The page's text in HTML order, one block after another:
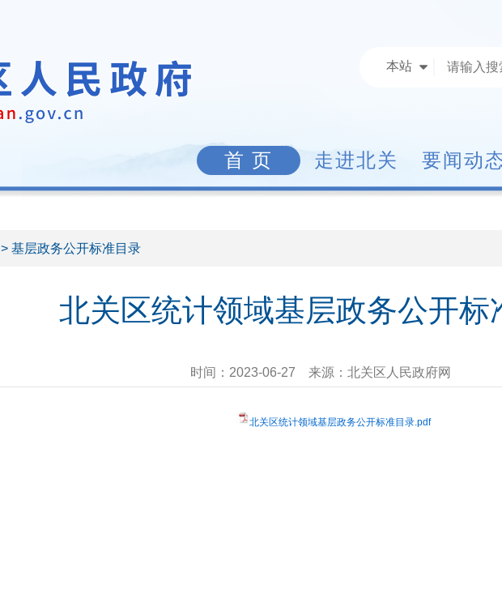
本站
首 页 走进北关 要闻动
> 基层政务公开标准目录
北关区统计领域基层政务公开标
时间： 2023-06-27 来源： 北关区人民政府网
北关区统计领域基层政务公开标准目录.pdf